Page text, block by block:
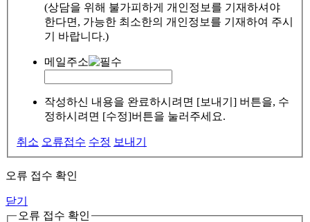
(상담을 위해 불가피하게 개인정보를 기재하셔야
한다면, 가능한 최소한의 개인정보를 기재하여 주시
기 바랍니다.)
메일주소
작성하신 내용을 완료하시려면 [보내기] 버튼을, 수
정하시려면 [수정]버튼을 눌러주세요.
취소 오류접수 수정 보내기
오류 접수 확인
닫기
오류 접수 확인